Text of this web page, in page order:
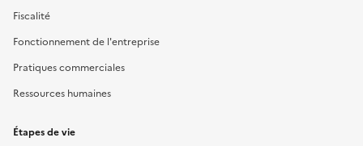
Fiscalité
Fonctionnement de l'entreprise
Pratiques commerciales
Ressources humaines
Étapes de vie